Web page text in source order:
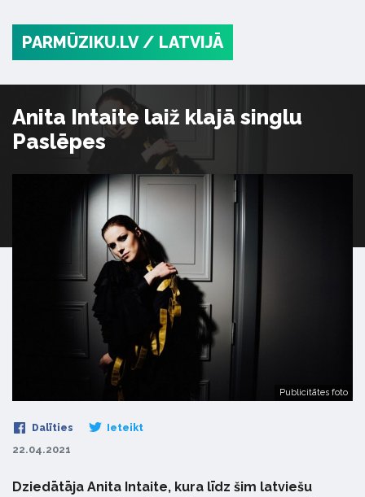
PARMŪZIKU.LV / LATVIJĀ
Anita Intaite laiž klajā singlu
Paslēpes
Publicitātes foto
Dalīties Ieteikt
22.04.2021
Dziedātāja Anita Intaite, kura līdz šim latviešu